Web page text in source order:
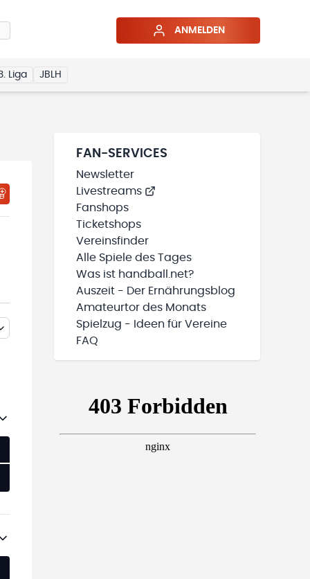
ANMELDEN
Liga JBLH
WIRD GELADEN
TEAMS“ HINZUFÜGEN
FAN-SERVICES
Newsletter
Livestreams
Fanshops
Ticketshops
Vereinsfinder
Alle Spiele des Tages
Was ist handball.net?
Auszeit - Der Ernährungsblog
Amateurtor des Monats
Spielzug - Ideen für Vereine
FAQ